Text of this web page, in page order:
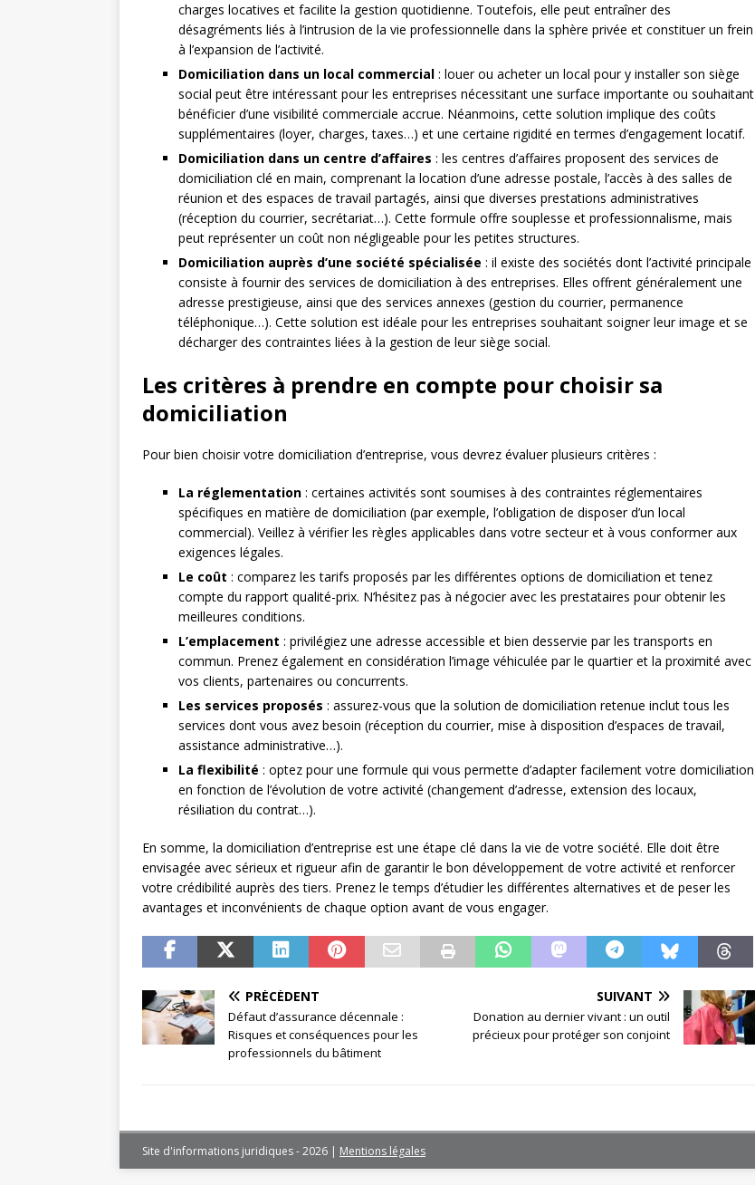
charges locatives et facilite la gestion quotidienne. Toutefois, elle peut entraîner des
désagréments liés à l’intrusion de la vie professionnelle dans la sphère privée et constituer un frein
à l’expansion de l’activité.
Domiciliation dans un local commercial : louer ou acheter un local pour y installer son siège
social peut être intéressant pour les entreprises nécessitant une surface importante ou souhaitant
bénéficier d’une visibilité commerciale accrue. Néanmoins, cette solution implique des coûts
supplémentaires (loyer, charges, taxes…) et une certaine rigidité en termes d’engagement locatif.
Domiciliation dans un centre d’affaires : les centres d’affaires proposent des services de
domiciliation clé en main, comprenant la location d’une adresse postale, l’accès à des salles de
réunion et des espaces de travail partagés, ainsi que diverses prestations administratives
(réception du courrier, secrétariat…). Cette formule offre souplesse et professionnalisme, mais
peut représenter un coût non négligeable pour les petites structures.
Domiciliation auprès d’une société spécialisée : il existe des sociétés dont l’activité principale
consiste à fournir des services de domiciliation à des entreprises. Elles offrent généralement une
adresse prestigieuse, ainsi que des services annexes (gestion du courrier, permanence
téléphonique…). Cette solution est idéale pour les entreprises souhaitant soigner leur image et se
décharger des contraintes liées à la gestion de leur siège social.
Les critères à prendre en compte pour choisir sa
domiciliation
Pour bien choisir votre domiciliation d’entreprise, vous devrez évaluer plusieurs critères :
La réglementation : certaines activités sont soumises à des contraintes réglementaires
spécifiques en matière de domiciliation (par exemple, l’obligation de disposer d’un local
commercial). Veillez à vérifier les règles applicables dans votre secteur et à vous conformer aux
exigences légales.
Le coût : comparez les tarifs proposés par les différentes options de domiciliation et tenez
compte du rapport qualité-prix. N’hésitez pas à négocier avec les prestataires pour obtenir les
meilleures conditions.
L’emplacement : privilégiez une adresse accessible et bien desservie par les transports en
commun. Prenez également en considération l’image véhiculée par le quartier et la proximité avec
vos clients, partenaires ou concurrents.
Les services proposés : assurez-vous que la solution de domiciliation retenue inclut tous les
services dont vous avez besoin (réception du courrier, mise à disposition d’espaces de travail,
assistance administrative…).
La flexibilité : optez pour une formule qui vous permette d’adapter facilement votre domiciliation
en fonction de l’évolution de votre activité (changement d’adresse, extension des locaux,
résiliation du contrat…).
En somme, la domiciliation d’entreprise est une étape clé dans la vie de votre société. Elle doit être
envisagée avec sérieux et rigueur afin de garantir le bon développement de votre activité et renforcer
votre crédibilité auprès des tiers. Prenez le temps d’étudier les différentes alternatives et de peser les
avantages et inconvénients de chaque option avant de vous engager.
PRÉCÉDENT
Défaut d’assurance décennale :
Risques et conséquences pour les
professionnels du bâtiment
SUIVANT
Donation au dernier vivant : un outil
précieux pour protéger son conjoint
Site d'informations juridiques - 2026 | Mentions légales